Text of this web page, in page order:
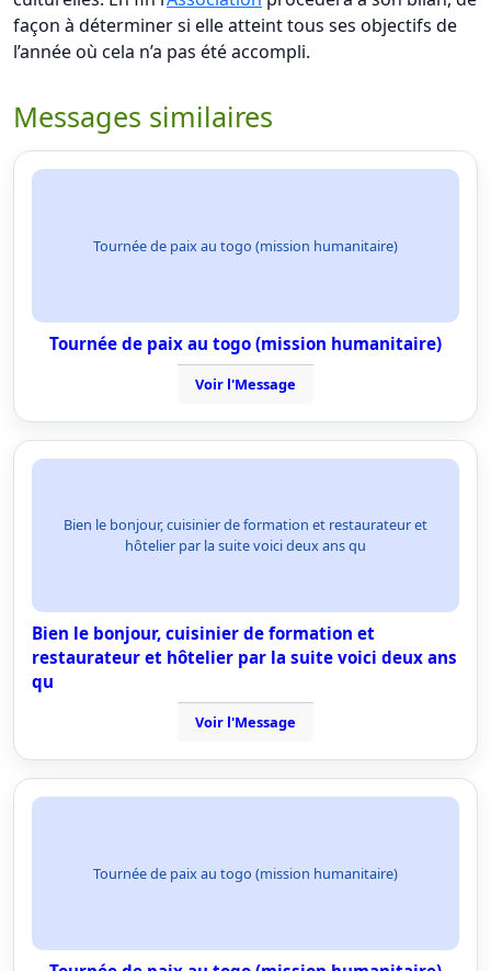
façon à déterminer si elle atteint tous ses objectifs de
l’année où cela n’a pas été accompli.
Messages similaires
Tournée de paix au togo (mission humanitaire)
Tournée de paix au togo (mission humanitaire)
Voir l'Message
Bien le bonjour, cuisinier de formation et restaurateur et
hôtelier par la suite voici deux ans qu
Bien le bonjour, cuisinier de formation et
restaurateur et hôtelier par la suite voici deux ans
qu
Voir l'Message
Tournée de paix au togo (mission humanitaire)